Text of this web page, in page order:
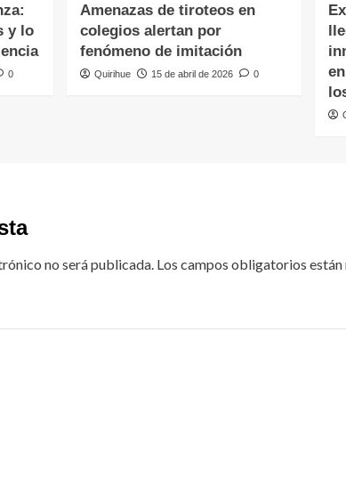
y lo
0
Amenazas de tiroteos en
colegios alertan por
fenómeno de imitación
Quirihue 15 de abril de 2026 0
no será publicada. Los campos obligatorios están